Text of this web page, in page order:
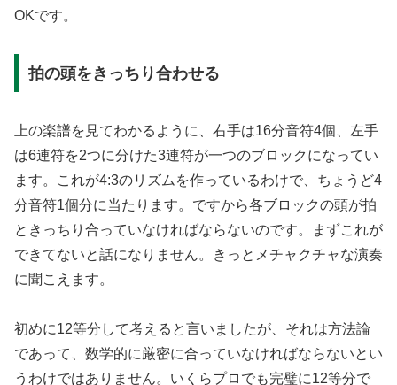
OKです。
拍の頭をきっちり合わせる
上の楽譜を見てわかるように、右手は16分音符4個、左手
は6連符を2つに分けた3連符が一つのブロックになってい
ます。これが4:3のリズムを作っているわけで、ちょうど4
分音符1個分に当たります。ですから各ブロックの頭が拍
ときっちり合っていなければならないのです。まずこれが
できてないと話になりません。きっとメチャクチャな演奏
に聞こえます。
初めに12等分して考えると言いましたが、それは方法論
であって、数学的に厳密に合っていなければならないとい
うわけではありません。いくらプロでも完璧に12等分で